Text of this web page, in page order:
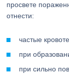
просвете
отнести:
частые
при
при сильно